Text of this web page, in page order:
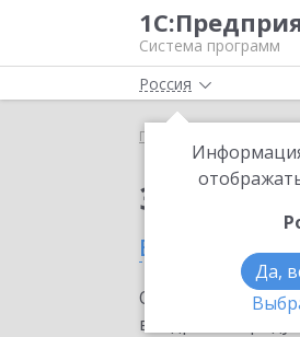
Система программ
Россия
Да,
Главная
в
Ознакомьтесь с
внедрение